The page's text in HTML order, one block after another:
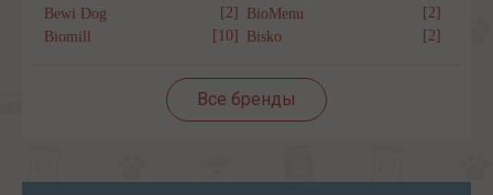
Bewi Dog
[2] BioMenu
[2]
Biomill
[10] Bisko [2]
Все бренды